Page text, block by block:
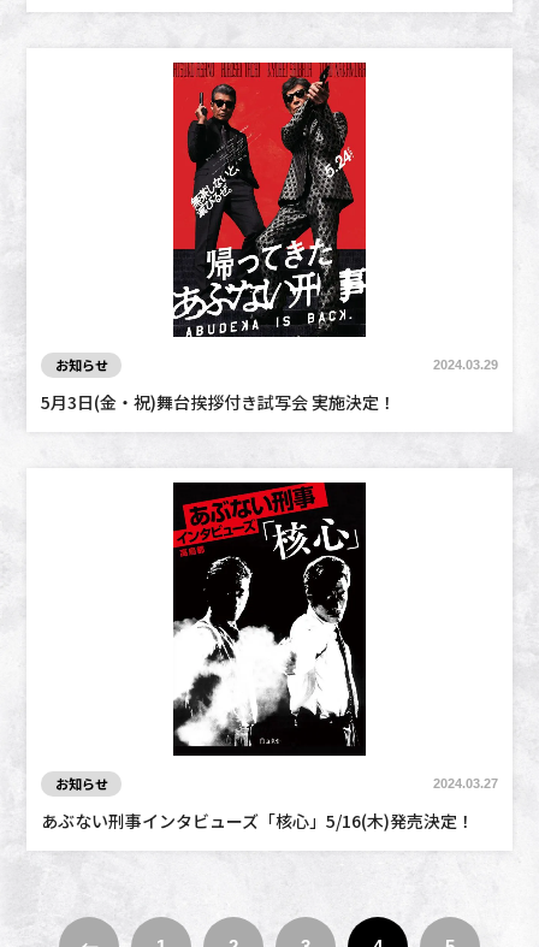
お知らせ 2024.03.29
5月3日(金・祝)舞台挨拶付き試写会 実施決定！
お知らせ 2024.03.27
あぶない刑事インタビューズ「核心」5/16(木)発売決定！